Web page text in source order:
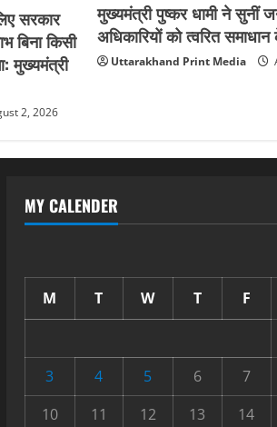
सरकार
बिना किसी
मुख्यमंत्री
2, 2026
मुख्यमंत्री पुष्कर धामी ने सुनीं
अधिकारियों को त्वरित समाधान
Uttarakhand Print Media
MY CALENDER
M T W T F
3
4 5 6 7
10
11 12 13 14